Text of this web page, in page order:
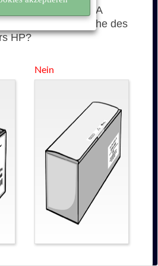
der 655A (CF451A
Tonerkartusche des
HP?
Nein